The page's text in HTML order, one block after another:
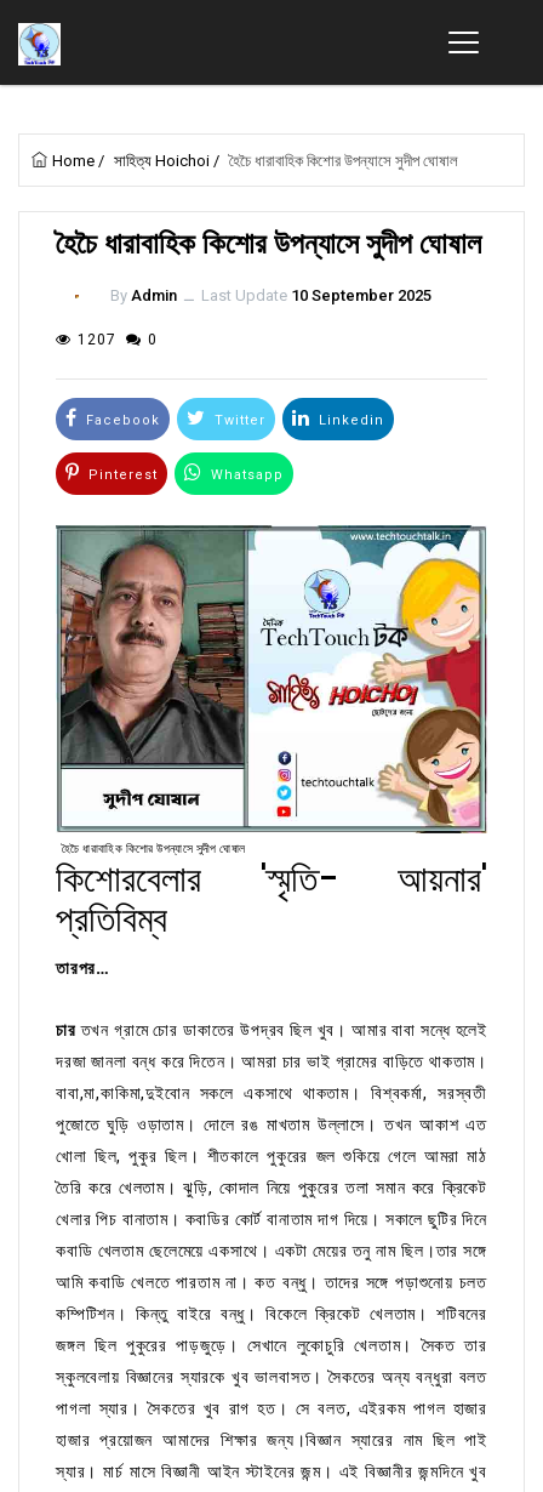
Home / সাহিত্য Hoichoi / হৈচৈ ধারাবাহিক কিশোর উপন্যাসে সুদীপ ঘোষাল
হৈচৈ ধারাবাহিক কিশোর উপন্যাসে সুদীপ ঘোষাল
By Admin ــ Last Update 10 September 2025
1207 0
Facebook Twitter Linkedin
Pinterest Whatsapp
হৈচৈ ধারাবাহিক কিশোর উপন্যাসে সুদীপ ঘোষাল
কিশোরবেলার 'স্মৃতি- আয়নার'
প্রতিবিম্ব
তারপর…
চারতখন গ্রামে চোর ডাকাতের উপদ্রব ছিল খুব। আমার বাবা সন্ধে হলেই
দরজা জানলা বন্ধ করে দিতেন। আমরা চার ভাই গ্রামের বাড়িতে থাকতাম।
বাবা,মা,কাকিমা,দুইবোন সকলে একসাথে থাকতাম। বিশ্বকর্মা, সরস্বতী
পুজোতে ঘুড়ি ওড়াতাম। দোলে রঙ মাখতাম উল্লাসে। তখন আকাশ এত
খোলা ছিল, পুকুর ছিল। শীতকালে পুকুরের জল শুকিয়ে গেলে আমরা মাঠ
তৈরি করে খেলতাম। ঝুড়ি, কোদাল নিয়ে পুকুরের তলা সমান করে ক্রিকেট
খেলার পিচ বানাতাম। কবাডির কোর্ট বানাতাম দাগ দিয়ে। সকালে ছুটির দিনে
কবাডি খেলতাম ছেলেমেয়ে একসাথে। একটা মেয়ের তনু নাম ছিল।তার সঙ্গে
আমি কবাডি খেলতে পারতাম না। কত বন্ধু। তাদের সঙ্গে পড়াশুনোয় চলত
কম্পিটিশন। কিন্তু বাইরে বন্ধু। বিকেলে ক্রিকেট খেলতাম। শটিবনের
জঙ্গল ছিল পুকুরের পাড়জুড়ে। সেখানে লুকোচুরি খেলতাম। সৈকত তার
স্কুলবেলায় বিজ্ঞানের স্যারকে খুব ভালবাসত। সৈকতের অন্য বন্ধুরা বলত
পাগলা স্যার। সৈকতের খুব রাগ হত। সে বলত, এইরকম পাগল হাজার
হাজার প্রয়োজন আমাদের শিক্ষার জন্য।বিজ্ঞান স্যারের নাম ছিল পাই
স্যার। মার্চ মাসে বিজ্ঞানী আইন স্টাইনের জন্ম। এই বিজ্ঞানীর জন্মদিনে খুব